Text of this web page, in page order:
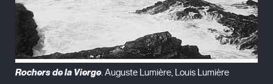
sus películas tiene que ver con “la debilidad del ser humano
por el ansia de poseer”.
Filmografía:
Akvareli(1958)
El canto de la flor imposible de encontrar(1959)
Rochers de la Vierge. Auguste Lumière, Louis Lumière